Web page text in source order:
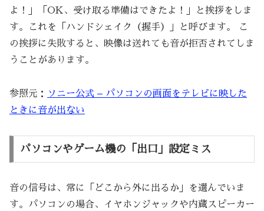
よ！」「OK、受け取る準備はできたよ！」と挨拶をしま
す。これを「ハンドシェイク（握手）」と呼びます。 こ
の挨拶に失敗すると、映像は送れても音が拒否されてしま
うことがあります。
参照元：
ソニー公式 – パソコンの画面をテレビに映した
ときに音が出ない
パソコンやゲーム機の「出口」設定ミス
音の信号は、常に「どこから外に出るか」を選んでいま
す。パソコンの場合、イヤホンジャックや内蔵スピーカー